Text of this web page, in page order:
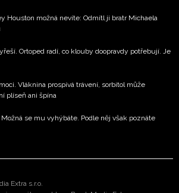
Houston možná nevíte: Odmítl ji bratr Michaela
Ortoped radí, co klouby doopravdy potřebují. Je
Vláknina prospívá trávení, sorbitol může
plíseň ani špína
se mu vyhýbáte. Podle něj však poznáte
Extra s.r.o.